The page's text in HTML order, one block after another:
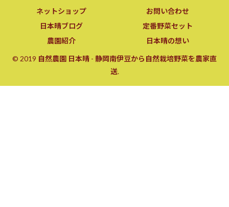
ネットショップ
お問い合わせ
日本晴ブログ
定番野菜セット
農園紹介
日本晴の想い
© 2019 自然農園 日本晴 - 静岡南伊豆から自然栽培野菜を農家直
送.